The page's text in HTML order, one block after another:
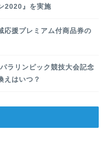
2020』を実施
応援プレミアム付商品券の
ラリンピック競技大会記念
えはいつ？